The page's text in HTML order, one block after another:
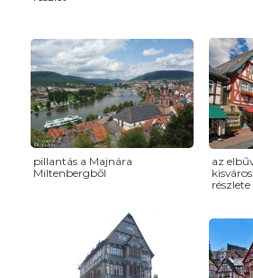
pillantás a Majnára
Miltenbergből
az
részlete